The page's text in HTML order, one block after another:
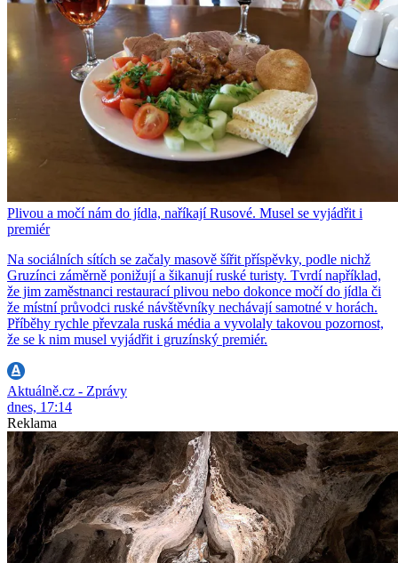
Plivou a močí nám do jídla, naříkají Rusové. Musel se vyjádřit i
premiér
Na sociálních sítích se začaly masově šířit příspěvky, podle nichž
Gruzínci záměrně ponižují a šikanují ruské turisty. Tvrdí například,
že jim zaměstnanci restaurací plivou nebo dokonce močí do jídla či
že místní průvodci ruské návštěvníky nechávají samotné v horách.
Příběhy rychle převzala ruská média a vyvolaly takovou pozornost,
že se k nim musel vyjádřit i gruzínský premiér.
Aktuálně.cz - Zprávy
dnes, 17:14
Reklama